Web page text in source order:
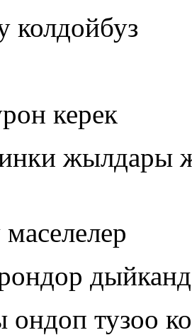
колдойбуз
керек
жылдары
тузоо